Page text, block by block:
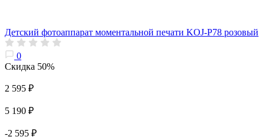
Детский фотоаппарат моментальной печати KOJ-P78 розовый
0
Скидка 50%
2 595 ₽
5 190 ₽
-2 595 ₽